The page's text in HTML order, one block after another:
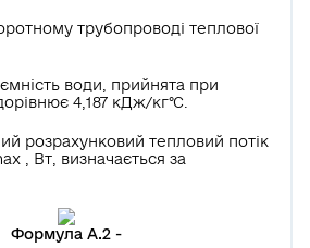
трубопроводі теплової
води, прийнята при
4,187 кДж/кг°С.
розрахунковий тепловий потік
, Вт, визначається за
Формула А.2 -